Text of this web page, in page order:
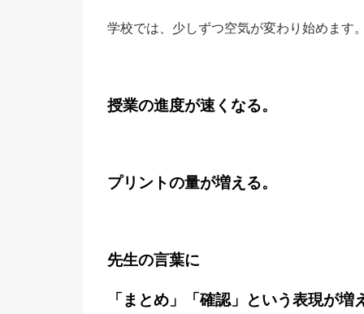
学校では、少しずつ空気が変わり始めます
授業の進度が速くなる。
プリントの量が増える。
先生の言葉に
「まとめ」「確認」という表現が増